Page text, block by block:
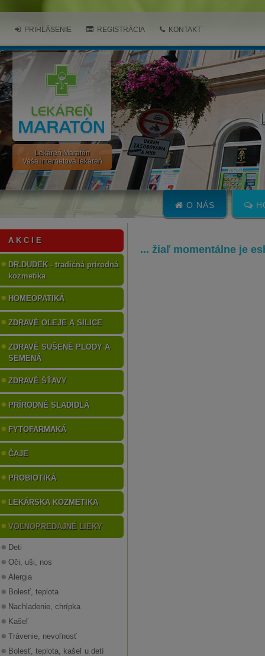
Lekáreň Maratón
Vaša internetová lekáreň
PRIHLÁSENIE REGISTRÁCIA KONTAKT
O NÁS
A K C I E
DR.DUDEK - tradičná prírodná
kozmetika
HOMEOPATIKÁ
ZDRAVÉ OLEJE A SILICE
ZDRAVÉ SUŠENÉ PLODY A
SEMENÁ
ZDRAVÉ ŠŤAVY
PRÍRODNÉ SLADIDLÁ
FYTOFARMAKÁ
ČAJE
PROBIOTIKÁ
LEKÁRSKA KOZMETIKA
VOĽNOPREDAJNÉ LIEKY
Deti
Oči, uši, nos
Alergia
Bolesť, teplota
Nachladenie, chrípka
Kašeľ
Trávenie, nevoľnosť
Bolesť, teplota, kašeľ u detí
... žiaľ momentálne je